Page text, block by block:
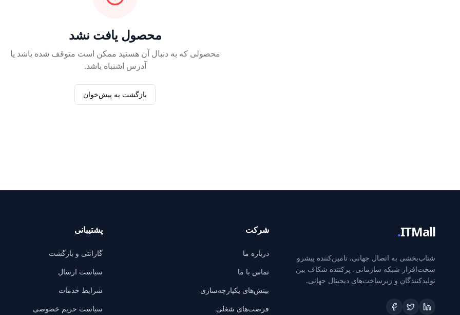
محصول یافت نشد
محصولی که به دنبال آن هستید ممکن است متوقف شده باشد یا
آدرس اشتباه باشد.
بازگشت به پیش‌خوان
ITMall
.
شتاب‌بخشی به اتصال جهانی. تامین‌کننده پیشرو
سخت‌افزار شبکه سازمانی، پرکننده شکاف بین
تولیدکنندگان و زیرساخت‌های دیجیتال جهانی.
شرکت
درباره ما
تماس با ما
بینش‌های یکپارچه‌سازی
فرصت‌های شغلی
پشتیبانی
گارانتی و بازگشت
سیاست ارسال
شرایط خدمات
سیاست حریم خصوصی